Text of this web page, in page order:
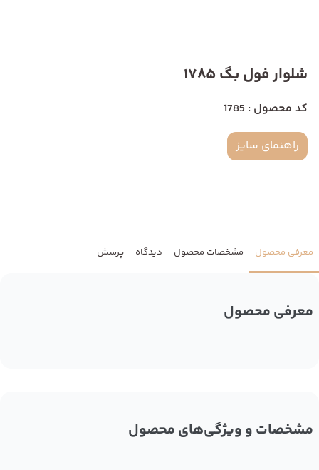
شلوار فول بگ 1785
کد محصول : 1785
راهنمای سایز
معرفی محصول مشخصات محصول دیدگاه پرسش
معرفی محصول
مشخصات و ویژگی‌های محصول